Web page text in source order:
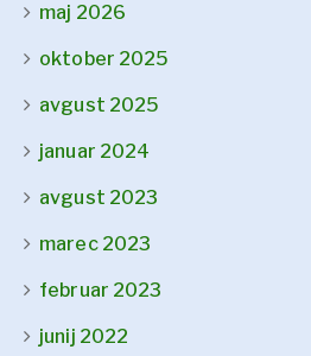
maj 2026
oktober 2025
avgust 2025
januar 2024
avgust 2023
marec 2023
februar 2023
junij 2022